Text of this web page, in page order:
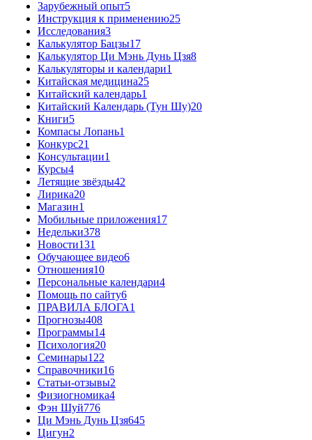
Зарубежный опыт5
Инструкция к применению25
Исследования3
Калькулятор Бацзы17
Калькулятор Ци Мэнь Дунь Цзя8
Калькуляторы и календари1
Китайская медицина25
Китайский календарь1
Китайский Календарь (Тун Шу)20
Книги5
Компасы Лопань1
Конкурс21
Консультации1
Курсы4
Летящие звёзды42
Лирика20
Магазин1
Мобильные приложения17
Недельки378
Новости131
Обучающее видео6
Отношения10
Персональные календари4
Помощь по сайту6
ПРАВИЛА БЛОГА1
Прогнозы408
Программы14
Психология20
Семинары122
Справочники16
Статьи-отзывы2
Физиогномика4
Фэн Шуй776
Ци Мэнь Дунь Цзя645
Цигун2